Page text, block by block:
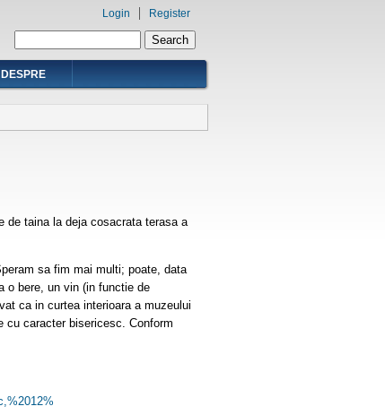
Login Register
DESPRE
de taina la deja cosacrata terasa a
sa fim mai multi; poate, data
o bere, un vin (in functie de
ca in curtea interioara a muzeului
caracter bisericesc. Conform